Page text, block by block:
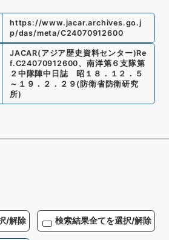
https://www.jacar.archives.go.j
p/das/meta/C24070912600
JACAR(アジア歴史資料センター)Re
f.C24070912600、 南洋第６支隊第
２中隊陣中日誌 昭１８．１２．５
～１９．２．２９ ( 防衛省防衛研究
所)
/解除 検索結果全てを選択/解除